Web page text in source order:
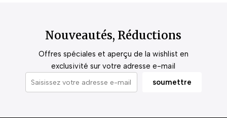
Nouveautés, Réductions
Offres spéciales et aperçu de la wishlist en
exclusivité sur votre adresse e-mail